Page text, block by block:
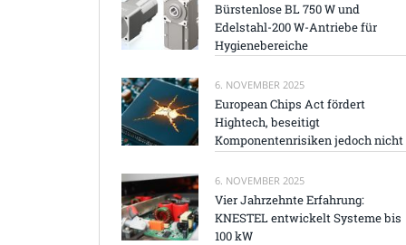
Bürstenlose BL 750 W und
Edelstahl-200 W-Antriebe für
Hygienebereiche
6. NOVEMBER 2025
European Chips Act fördert
Hightech, beseitigt
Komponentenrisiken jedoch nicht
6. NOVEMBER 2025
Vier Jahrzehnte Erfahrung:
KNESTEL entwickelt Systeme bis
100 kW